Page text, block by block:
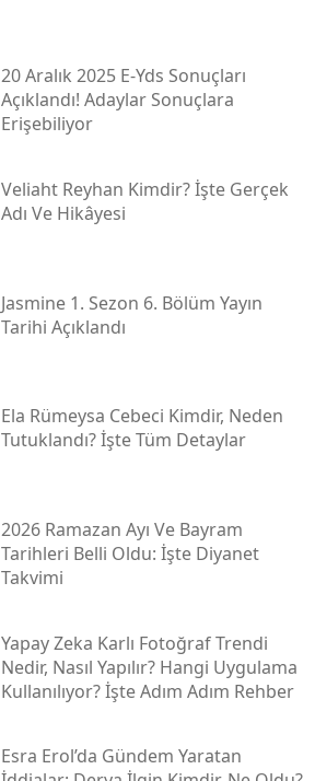
20 Aralık 2025 E-Yds Sonuçları
Açıklandı! Adaylar Sonuçlara
Erişebiliyor
Veliaht Reyhan Kimdir? İşte Gerçek
Adı Ve Hikâyesi
Jasmine 1. Sezon 6. Bölüm Yayın
Tarihi Açıklandı
Ela Rümeysa Cebeci Kimdir, Neden
Tutuklandı? İşte Tüm Detaylar
2026 Ramazan Ayı Ve Bayram
Tarihleri Belli Oldu: İşte Diyanet
Takvimi
Yapay Zeka Karlı Fotoğraf Trendi
Nedir, Nasıl Yapılır? Hangi Uygulama
Kullanılıyor? İşte Adım Adım Rehber
Esra Erol’da Gündem Yaratan